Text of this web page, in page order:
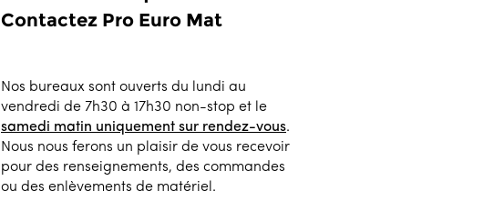
Contactez Pro Euro Mat
Nos bureaux sont ouverts du lundi au
vendredi de 7h30 à 17h30 non-stop et le
samedi matin uniquement sur rendez-vous.
Nous nous ferons un plaisir de vous recevoir
pour des renseignements, des commandes
ou des enlèvements de matériel.